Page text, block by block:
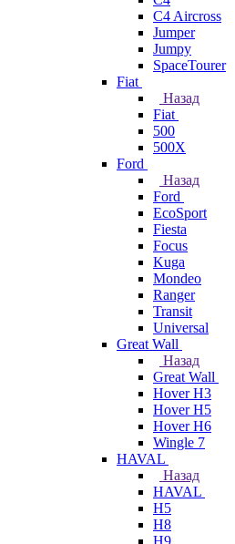
C4 Aircross
Jumper
Jumpy
SpaceTourer
Fiat
Назад
Fiat
500
500X
Ford
Назад
Ford
EcoSport
Fiesta
Focus
Kuga
Mondeo
Ranger
Transit
Universal
Great Wall
Назад
Great Wall
Hover H3
Hover H5
Hover H6
Wingle 7
HAVAL
Назад
HAVAL
H5
H8
H9